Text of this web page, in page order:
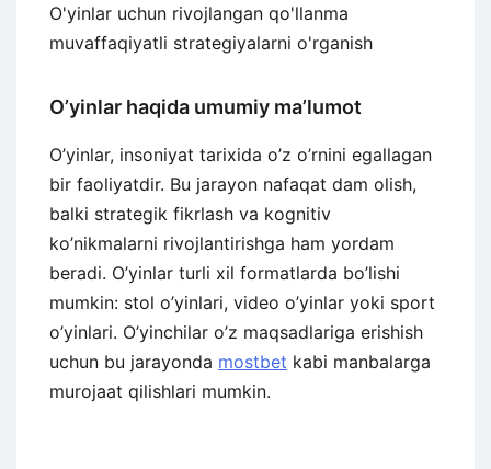
O'yinlar uchun rivojlangan qo'llanma
muvaffaqiyatli strategiyalarni o'rganish
O’yinlar haqida umumiy ma’lumot
O’yinlar, insoniyat tarixida o’z o’rnini egallagan
bir faoliyatdir. Bu jarayon nafaqat dam olish,
balki strategik fikrlash va kognitiv
ko’nikmalarni rivojlantirishga ham yordam
beradi. O’yinlar turli xil formatlarda bo’lishi
mumkin: stol o’yinlari, video o’yinlar yoki sport
o’yinlari. O’yinchilar o’z maqsadlariga erishish
uchun bu jarayonda mostbet kabi manbalarga
murojaat qilishlari mumkin.